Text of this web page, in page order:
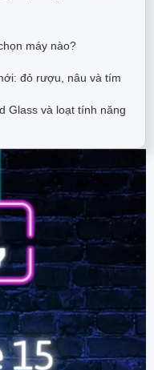
máy nào?
đỏ rượu, nâu và tím
Glass và loạt tính năng